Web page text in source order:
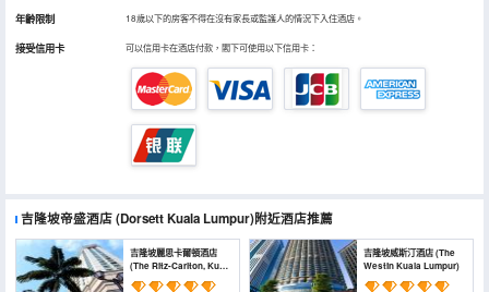
年齡限制 18歲以下的房客不得在沒有家長或監護人的情況下入住酒店。
接受信用卡 可以信用卡在酒店付款，閣下可使用以下信用卡：
吉隆坡帝盛酒店(Dorsett Kuala Lumpur)附近酒店推薦
吉隆坡麗思卡爾頓酒店
(The Ritz-Carlton, Kuala
Lumpur)
吉隆坡威斯汀酒店 (The
Westin Kuala Lumpur)